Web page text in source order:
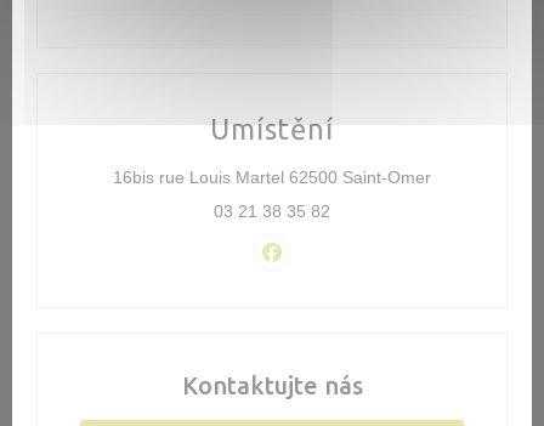
Umístění
16bis rue Louis Martel 62500 Saint-Omer((otevře se v
03 21 38 35 82
Facebook ((otevře se v novém
Kontaktujte nás